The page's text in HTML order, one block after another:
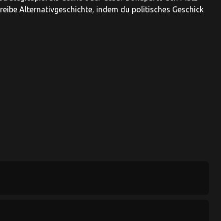
Alternativgeschichte, indem du politisches Geschick